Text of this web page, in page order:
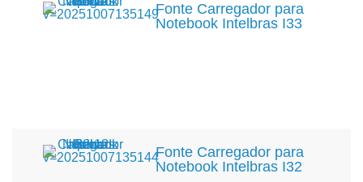
Fonte Carregador para
Notebook Intelbras I33
Fonte Carregador para
Notebook Intelbras I32